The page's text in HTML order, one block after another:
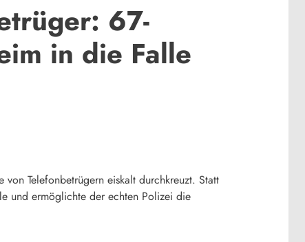
67-
in die Falle
Telefonbetrügern eiskalt durchkreuzt. Statt
und ermöglichte der echten Polizei die